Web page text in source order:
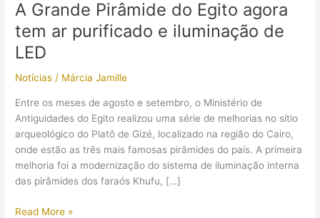
A Grande Pirâmide do Egito agora
tem ar purificado e iluminação de
LED
Notícias / Márcia Jamille
Entre os meses de agosto e setembro, o Ministério de
Antiguidades do Egito realizou uma série de melhorias no sítio
arqueológico do Platô de Gizé, localizado na região do Cairo,
onde estão as três mais famosas pirâmides do país. A primeira
melhoria foi a modernização do sistema de iluminação interna
das pirâmides dos faraós Khufu, […]
A
Read More »